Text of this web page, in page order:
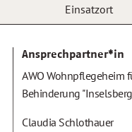
Einsatzort
Ansprechpartner*in
AWO Wohnpflegeheim
Behinderung
Claudia Schlothauer